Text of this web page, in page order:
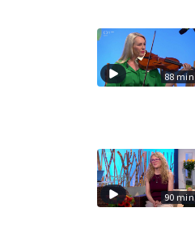
88 min
90 min